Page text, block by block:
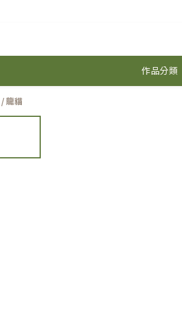
作品分類
/龍貓